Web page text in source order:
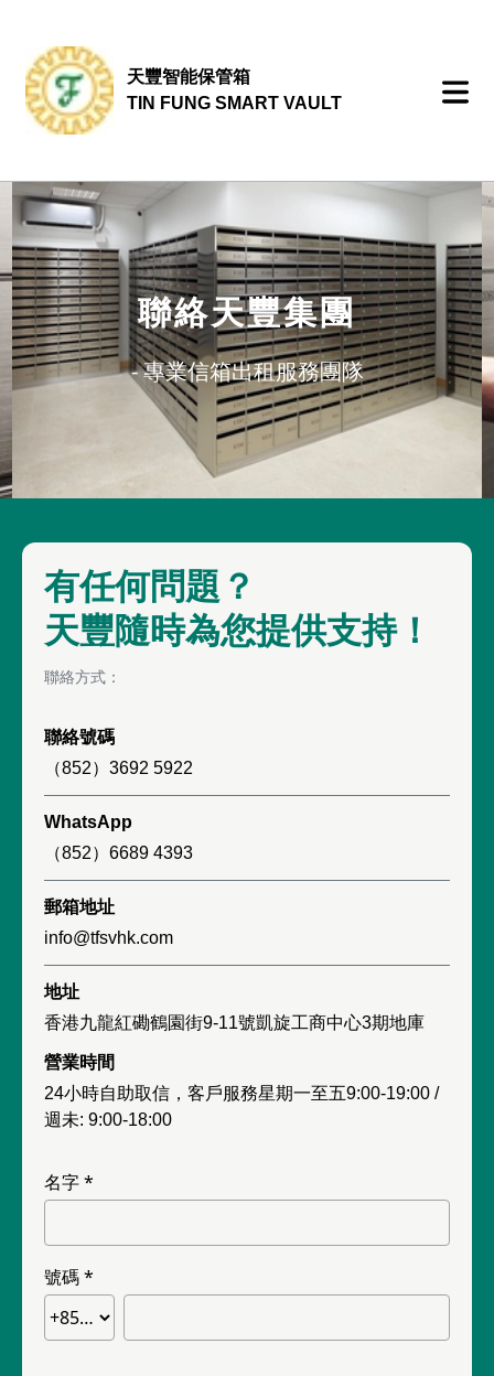
天豐智能保管箱
TIN FUNG SMART VAULT
聯絡天豐集團
- 專業信箱出租服務團隊
有任何問題？
天豐隨時為您提供支持！
聯絡方式：
名字
號碼
聯絡號碼
（852）3692 5922
WhatsApp
（852）6689 4393
郵箱地址
info@tfsvhk.com
地址
香港九龍紅磡鶴園街9-11號凱旋工商中心3期地庫
營業時間
24小時自助取信，客戶服務星期一至五9:00-19:00 /
週未: 9:00-18:00